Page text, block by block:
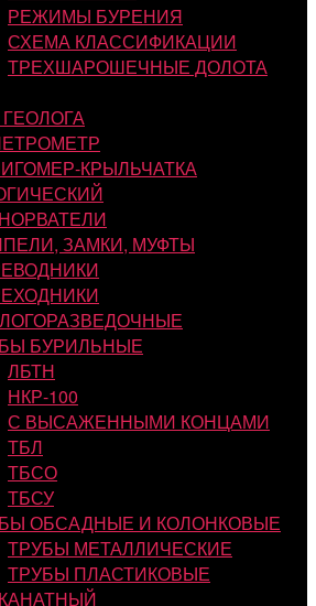
РЕЖИМЫ БУРЕНИЯ
СХЕМА КЛАССИФИКАЦИИ
ТРЕХШАРОШЕЧНЫЕ ДОЛОТА
КРЫЛЬЧАТКА
ЗАМКИ, МУФТЫ
БУРИЛЬНЫЕ
ЛБТН
НКР-100
С ВЫСАЖЕННЫМИ КОНЦАМИ
ТБЛ
ТБСО
ТБСУ
ОБСАДНЫЕ И КОЛОНКОВЫЕ
ТРУБЫ МЕТАЛЛИЧЕСКИЕ
ТРУБЫ ПЛАСТИКОВЫЕ